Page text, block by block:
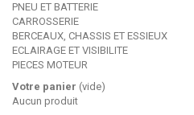
PNEU ET BATTERIE
CARROSSERIE
BERCEAUX, CHASSIS ET ESSIEUX
ECLAIRAGE ET VISIBILITE
PIECES MOTEUR
Votre panier (vide)
Aucun produit